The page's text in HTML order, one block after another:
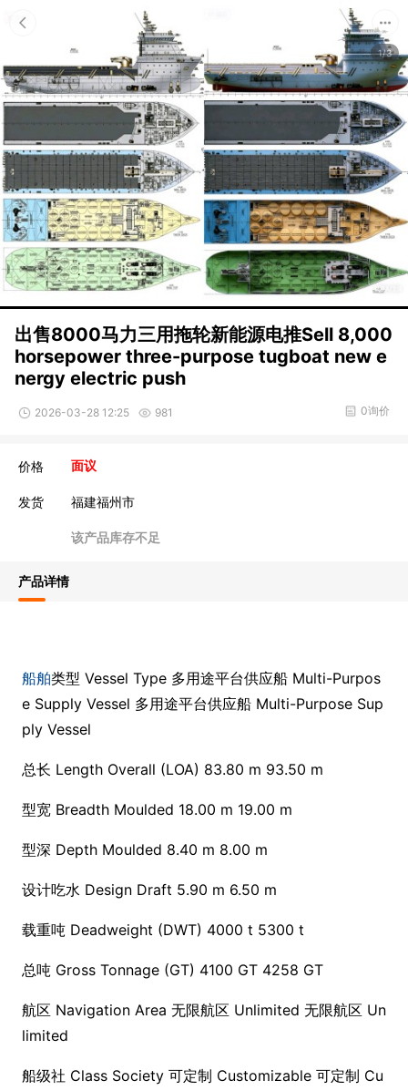
1/3
出售8000马力三用拖轮新能源电推Sell 8,000
horsepower three-purpose tugboat new e
nergy electric push
2026-03-28 12:25 981 0询价
价格 面议
发货 福建福州市
该产品库存不足
产品详情
船舶类型 Vessel Type 多用途平台供应船 Multi-Purpos
e Supply Vessel 多用途平台供应船 Multi-Purpose Sup
ply Vessel
总长 Length Overall (LOA) 83.80 m 93.50 m
型宽 Breadth Moulded 18.00 m 19.00 m
型深 Depth Moulded 8.40 m 8.00 m
设计吃水 Design Draft 5.90 m 6.50 m
载重吨 Deadweight (DWT) 4000 t 5300 t
总吨 Gross Tonnage (GT) 4100 GT 4258 GT
航区 Navigation Area 无限航区 Unlimited 无限航区 Un
limited
船级社 Class Society 可定制 Customizable 可定制 Cu